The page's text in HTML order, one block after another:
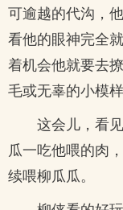
可逾越的代沟，
看他的眼神完全
着机会他就要去
毛或无辜的小模样
这会儿，看
瓜一吃他喂的肉
续喂柳瓜瓜。